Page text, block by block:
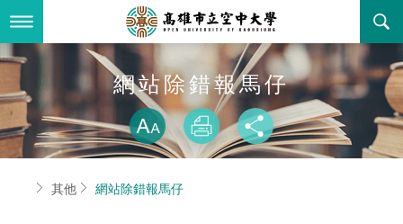
到
要
內最新消息
全部公告
教務公告
學系公告
關於本校
空大簡介
立案證明
本校位置
行政單位
行政單位簡介
學術單位
網站除錯報馬仔
略過字型切
放大
列印 分享
首頁其他 網站除錯報馬仔